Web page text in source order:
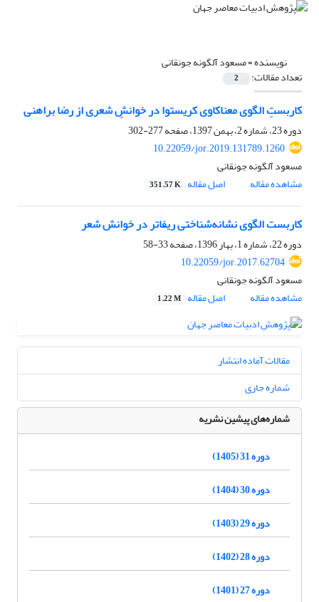
نویسنده =مسعود آلگونه جونقانی
تعداد مقالات: 2
کاربستِ الگوی معناکاوی کریستوا در خوانشِ شعری از رضا براهنی
دوره 23، شماره 2، بهمن 1397، صفحه
277-302
10.22059/jor.2019.131789.1260
مسعود آلگونه جونقانی
مشاهده مقاله
اصل مقاله 351.57 K
کاربست الگوی نشانه‌شناختی ریفاتر در خوانش شعر
دوره 22، شماره 1، بهار 1396، صفحه
33-58
10.22059/jor.2017.62704
مسعود آلگونه جونقانی
مشاهده مقاله
اصل مقاله 1.22 M
مقالات آماده انتشار
شماره جاری
شماره‌های پیشین نشریه
دوره 31 (1405)
دوره 30 (1404)
دوره 29 (1403)
دوره 28 (1402)
دوره 27 (1401)